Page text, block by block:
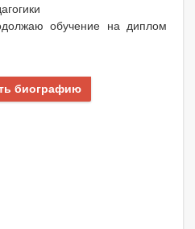
обучение на диплом
биографию